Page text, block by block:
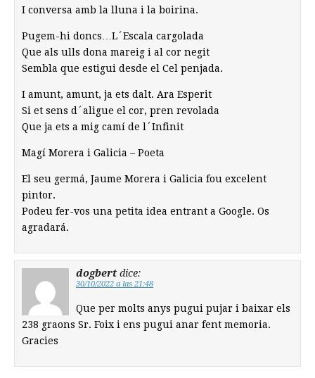
I conversa amb la lluna i la boirina.
Pugem-hi doncs…L´Escala cargolada
Que als ulls dona mareig i al cor negit
Sembla que estigui desde el Cel penjada.
I amunt, amunt, ja ets dalt. Ara Esperit
Si et sens d´aligue el cor, pren revolada
Que ja ets a mig camí de l´Infinit
Magí Morera i Galicia – Poeta
El seu germá, Jaume Morera i Galicia fou excelent
pintor.
Podeu fer-vos una petita idea entrant a Google. Os
agradará.
dogbert dice:
30/10/2022 a las 21:48
Que per molts anys pugui pujar i baixar els
238 graons Sr. Foix i ens pugui anar fent memoria.
Gracies